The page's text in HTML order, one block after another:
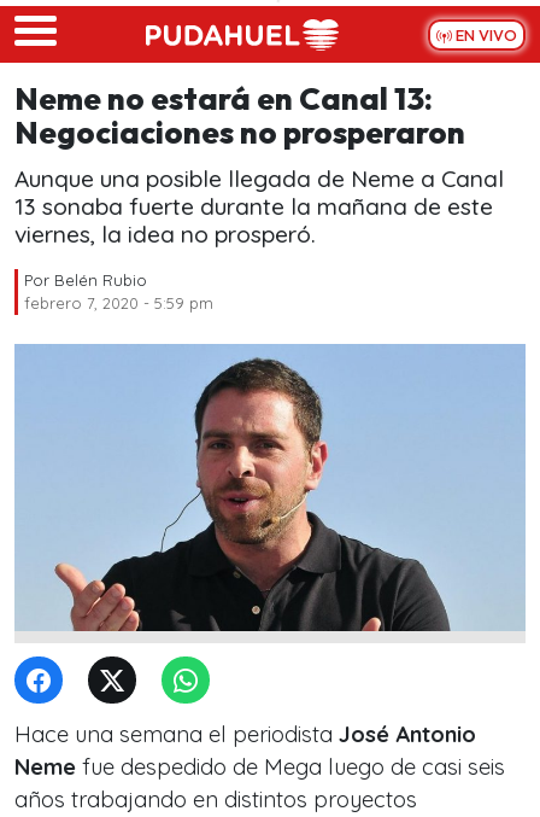
Skip to main content
EN VIVO
Neme no estará en Canal 13:
Negociaciones no prosperaron
Aunque una posible llegada de Neme a Canal
13 sonaba fuerte durante la mañana de este
viernes, la idea no prosperó.
Por Belén Rubio
febrero 7, 2020 - 5:59 pm
Hace una semana el periodista José Antonio
Neme fue despedido de Mega luego de casi seis
años trabajando en distintos proyectos